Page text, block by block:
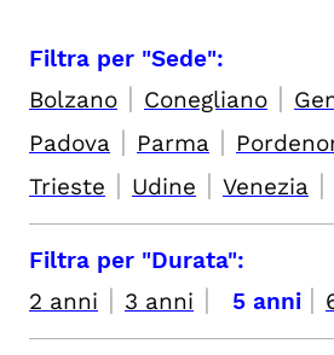
Filtra per "Sede":
Bolzano | Conegliano |
Padova | Parma |
Trieste | Udine | Venezia |
Filtra per "Durata":
2 anni | 3 anni | 5 anni |